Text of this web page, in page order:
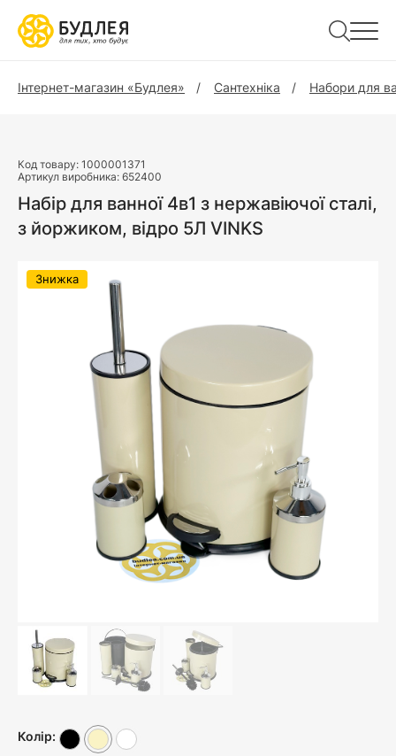
Інтернет-магазин «Будлея» Сантехніка Набори для
Знижка
Код товару: 1000001371
Артикул виробника: 652400
Набір для ванної 4в1 з нержавіючої сталі,
з йоржиком, відро 5Л VINKS
Колір: